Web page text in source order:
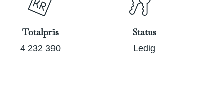
Totalpris
4 232 390
Status
Ledig